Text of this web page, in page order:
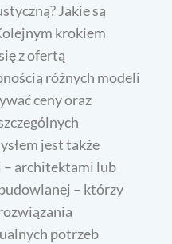
Jakie są
krokiem
z ofertą
różnych modeli
ceny oraz
jest także
– architektami lub
– którzy
potrzeb